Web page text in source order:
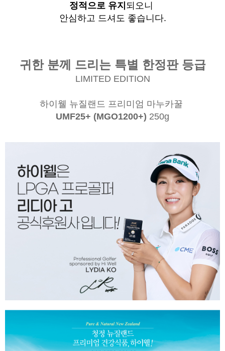
정적으로 유지 되오니
안심하고 드셔도 좋습니다.
귀한 분께 드리는 특별 한정판 등급
LIMITED EDITION
하이웰 뉴질랜드 프리미엄 마누카꿀
UMF25+ (MGO1200+) 250g